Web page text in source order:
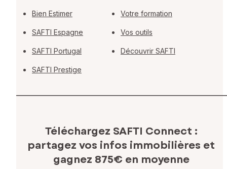
Bien Estimer
SAFTI Espagne
SAFTI Portugal
SAFTI Prestige
Votre formation
Vos outils
Découvrir SAFTI
Téléchargez SAFTI Connect :
partagez vos infos immobilières et
gagnez 875€ en moyenne